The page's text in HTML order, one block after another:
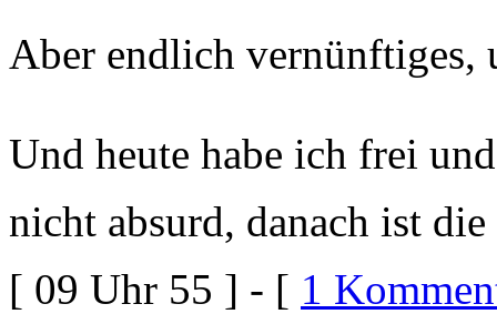
Aber endlich vernünftiges,
Und heute habe ich frei
nicht absurd, danach ist
[ 09 Uhr 55 ] - [ 1